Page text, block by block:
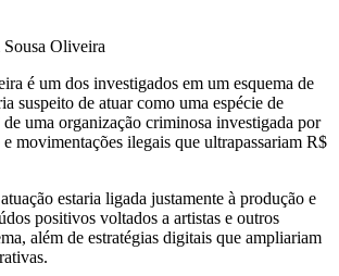
Oliveira
é um dos investigados em um esquema de
suspeito de atuar como uma espécie de
uma organização criminosa investigada por
movimentações ilegais que ultrapassariam R$
estaria ligada justamente à produção e
positivos voltados a artistas e outros
além de estratégias digitais que ampliariam